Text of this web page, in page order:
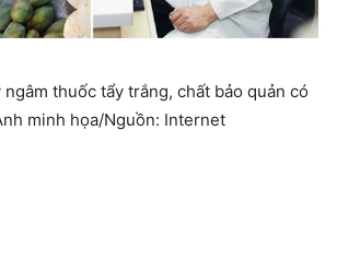
thuốc tẩy trắng, chất bảo quản có
minh họa/Nguồn: Internet